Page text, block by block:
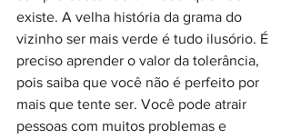
existe. A velha história da grama do
vizinho ser mais verde é tudo ilusório. É
preciso aprender o valor da tolerância,
pois saiba que você não é perfeito por
mais que tente ser. Você pode atrair
pessoas com muitos problemas e